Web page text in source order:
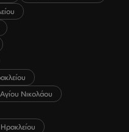
Νικολάου